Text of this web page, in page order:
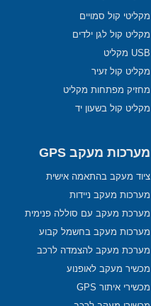
מקליטי קול סמויים
מקליט קול לגן ילדים
USB מקליט
מקליט קול זעיר
מחזיק מפתחות מקליט
מקליט קול בשעון יד
מערכות מעקב GPS
ציוד מעקב בהתאמה אישית
מערכות מעקב ניידות
מערכת מעקב עם סוללה פנימית
מערכות מעקב בחשמל קבוע
מערכת מעקב להצמדה לרכב
מכשיר מעקב לאופנוע
מכשירי איתור GPS